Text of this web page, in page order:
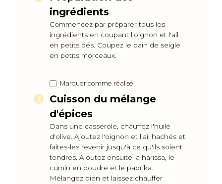
ingrédients
Commencez par préparer tous les
ingrédients en coupant l'oignon et l'ail
en petits dés. Coupez le pain de seigle
en petits morceaux.
Marquer comme réalisé
Cuisson du mélange
d'épices
Dans une casserole, chauffez l'huile
d'olive. Ajoutez l'oignon et l'ail hachés et
faites-les revenir jusqu'à ce qu'ils soient
tendres. Ajoutez ensuite la harissa, le
cumin en poudre et le paprika.
Mélangez bien et laissez chauffer